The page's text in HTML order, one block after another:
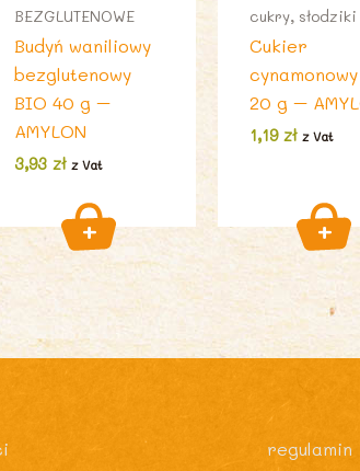
BEZGLUTENOWE
Budyń waniliowy
bezglutenowy
BIO 40 g –
AMYLON
3,93zł z Vat
cukry, słodziki
Cukier
20 g –
1,19 zł z Vat
regulamin